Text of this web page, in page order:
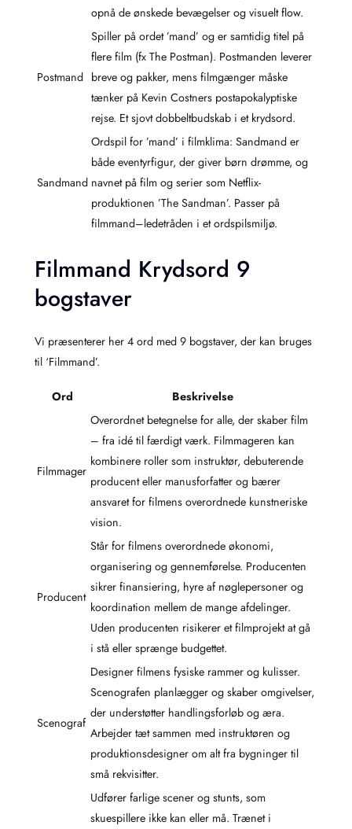
opnå de ønskede bevægelser og visuelt flow.
Postmand
Spiller på ordet ’mand’ og er samtidig titel på
flere film (fx The Postman). Postmanden leverer
breve og pakker, mens filmgænger måske
tænker på Kevin Costners postapokalyptiske
rejse. Et sjovt dobbeltbudskab i et krydsord.
Sandmand
Ordspil for ’mand’ i filmklima: Sandmand er
både eventyrfigur, der giver børn drømme, og
navnet på film og serier som Netflix-
produktionen ’The Sandman’. Passer på
filmmand–ledetråden i et ordspilsmiljø.
Filmmand Krydsord 9
bogstaver
Vi præsenterer her 4 ord med 9 bogstaver, der kan bruges
til ‘Filmmand’.
Ord Beskrivelse
Filmmager
Overordnet betegnelse for alle, der skaber film
– fra idé til færdigt værk. Filmmageren kan
kombinere roller som instruktør, debuterende
producent eller manusforfatter og bærer
ansvaret for filmens overordnede kunstneriske
vision.
Producent
Står for filmens overordnede økonomi,
organisering og gennemførelse. Producenten
sikrer finansiering, hyre af nøglepersoner og
koordination mellem de mange afdelinger.
Uden producenten risikerer et filmprojekt at gå
i stå eller sprænge budgettet.
Scenograf
Designer filmens fysiske rammer og kulisser.
Scenografen planlægger og skaber omgivelser,
der understøtter handlingsforløb og æra.
Arbejder tæt sammen med instruktøren og
produktionsdesigner om alt fra bygninger til
små rekvisitter.
Udfører farlige scener og stunts, som
skuespillere ikke kan eller må. Trænet i